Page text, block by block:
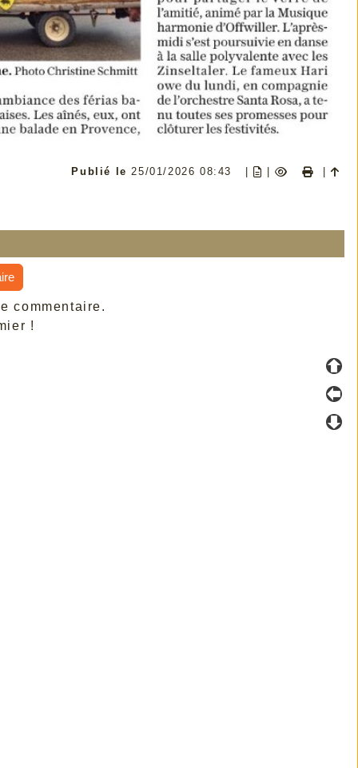
Publié le25/01/2026 08:43 |
commentaire.
!